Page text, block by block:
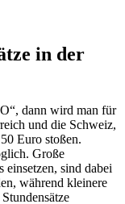
in der
dann wird man für
und die Schweiz,
Euro stoßen.
Große
sind dabei
während kleinere